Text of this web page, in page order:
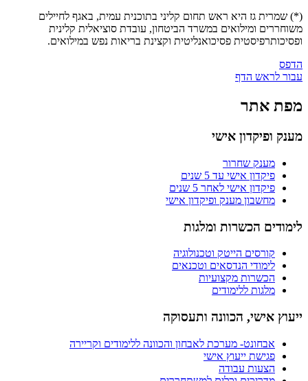
(*) שמרית גז היא ראש תחום קליני בתוכנית עמית, באגף לחיילים
משוחררים ומילואים במשרד הביטחון, עובדת סוציאלית קלינית
ופסיכותרפיסטית פסיכואנליטית וקצינת בריאות נפש במילואים.
הדפס
עבור לראש הדף
מפת אתר
מענק ופיקדון אישי
מענק שחרור
פיקדון אישי עד 5 שנים
פיקדון אישי לאחר 5 שנים
מחשבון מענק ופיקדון אישי
לימודים הכשרות ומלגות
קורסים הייטק וטכנולוגיה
לימודי הנדסאים וטכנאים
הכשרות מקצועיות
מלגות ללימודים
ייעוץ אישי, הכוונה ותעסוקה
אבחונט- מערכת לאבחון והכוונה ללימודים וקריירה
פגישת ייעוץ אישי
הצעות עבודה